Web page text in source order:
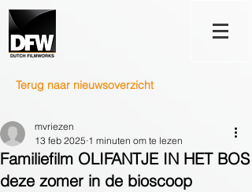
Terug naar nieuwsoverzicht
Familiefilm OLIFANTJE IN HET BOS
deze zomer in de bioscoop
mvriezen
13 feb 2025 1 minuten om te lezen